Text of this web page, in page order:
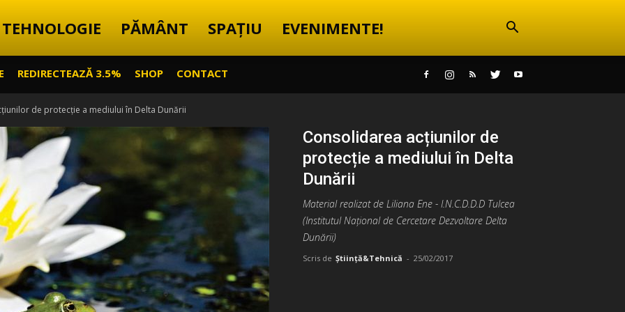
TEHNOLOGIE PĂMÂNT SPAȚIU EVENIMENTE!
REDIRECTEAZĂ 3.5% SHOP CONTACT
de protecție a mediului în Delta Dunării
Consolidarea acțiunilor de
protecție a mediului în Delta
Dunării
Material realizat de Liliana Ene - I.N.C.D.D.D Tulcea
(Institutul Național de Cercetare Dezvoltare Delta
Dunării)
Scris de Știință&Tehnică - 25/02/2017